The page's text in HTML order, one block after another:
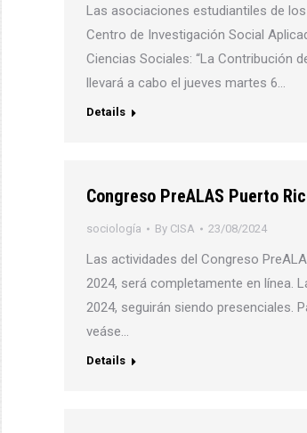
Las asociaciones estudiantiles de
Centro de Investigación Social
Ciencias Sociales: “La Contribución
llevará a cabo el jueves martes 6…
Details
Congreso PreALAS Puerto
sociología By CISA 23/08/2024
Las actividades del Congreso
2024, será completamente en línea.
2024, seguirán siendo presenciales.
veáse…
Details